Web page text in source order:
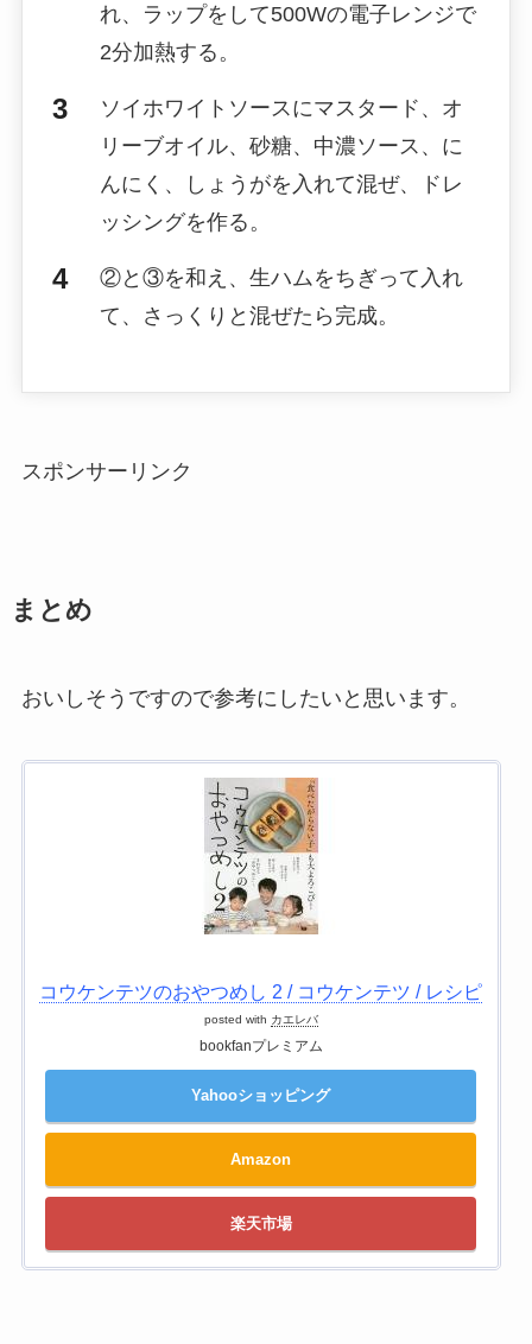
れ、ラップをして500Wの電子レンジで
2分加熱する。
ソイホワイトソースにマスタード、オ
リーブオイル、砂糖、中濃ソース、に
んにく、しょうがを入れて混ぜ、ドレ
ッシングを作る。
②と③を和え、生ハムをちぎって入れ
て、さっくりと混ぜたら完成。
スポンサーリンク
まとめ
おいしそうですので参考にしたいと思います。
コウケンテツのおやつめし 2 / コウケンテツ / レシピ
posted with カエレバ
bookfanプレミアム
Yahooショッピング
Amazon
楽天市場